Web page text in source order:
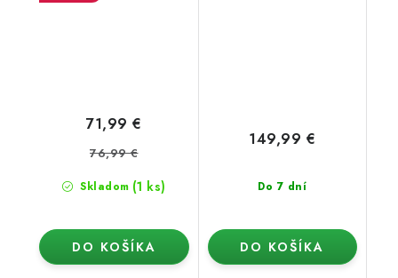
Skladom (1 ks)
71,99 €
76,99 €
DO KOŠÍKA
Do 7 dní
149,99 €
DO KOŠÍKA